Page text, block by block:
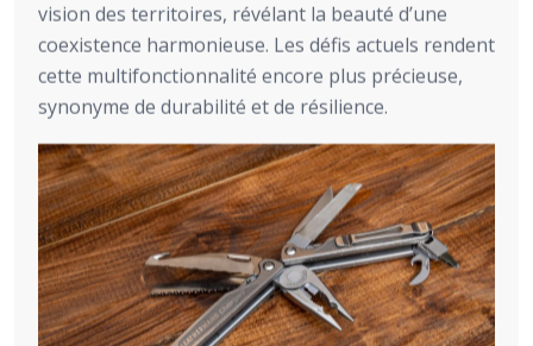
vision des territoires, révélant la beauté d’une
coexistence harmonieuse. Les défis actuels rendent
cette multifonctionnalité encore plus précieuse,
synonyme de durabilité et de résilience.